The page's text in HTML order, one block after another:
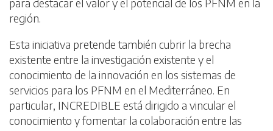
para destacar el valor y el potencial de los PFNM en la
región.
Esta iniciativa pretende también cubrir la brecha
existente entre la investigación existente y el
conocimiento de la innovación en los sistemas de
servicios para los PFNM en el Mediterráneo. En
particular, INCREDIBLE está dirigido a vincular el
conocimiento y fomentar la colaboración entre las